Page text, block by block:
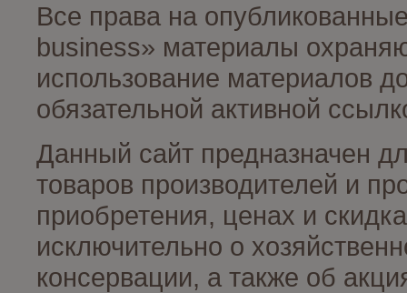
Все права на
business» материалы
использование материалов
обязательной активной
Данный сайт предназначен
товаров производителей и
приобретения, ценах и
исключительно о
консервации, а также об